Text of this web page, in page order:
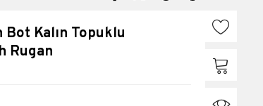
Bot Kalın Topuklu
Rugan